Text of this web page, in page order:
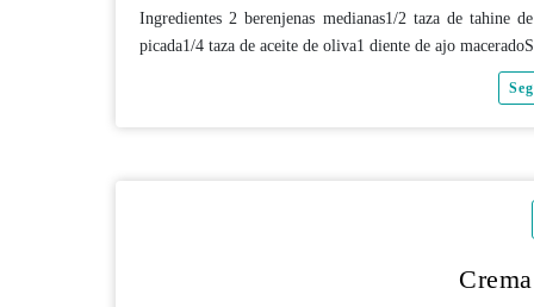
Ingredientes 2 berenjenas medianas1/2 taza de tahine
picada1/4 taza de aceite de oliva1 diente de ajo